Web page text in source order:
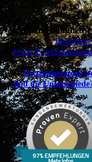
Mitglied im
Freier
→Psychotherapeut
sind die